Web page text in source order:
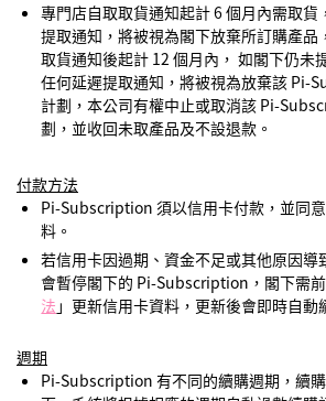
專門店自取取貨通知起計 6 個月內需取
提取通知，將被視為閣下放棄所訂購產品
取貨通知後起計 12 個月內， 如閣下仍未
任何延遲提取通知，將被視為放棄該 Pi-
計劃，本公司有權中止或取消該 Pi-
劃，並收回未取產品及不設退款。
付款方法
Pi-Subscription 須以信用卡付款，並同
料。
若信用卡因過期、資金不足或其他原因導
會暫停閣下的 Pi-Subscription，閣下需
法 」更新信用卡資料，更新後會即時自動
週期
Pi-Subscription 有不同的續購週期，續